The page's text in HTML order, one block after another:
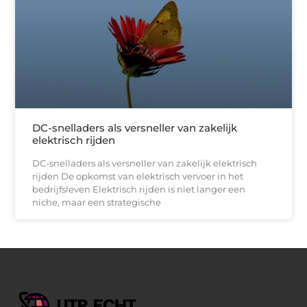
DC-snelladers als versneller van zakelijk
elektrisch rijden
DC-snelladers als versneller van zakelijk elektrisch
rijden De opkomst van elektrisch vervoer in het
bedrijfsleven Elektrisch rijden is niet langer een
niche, maar een strategische